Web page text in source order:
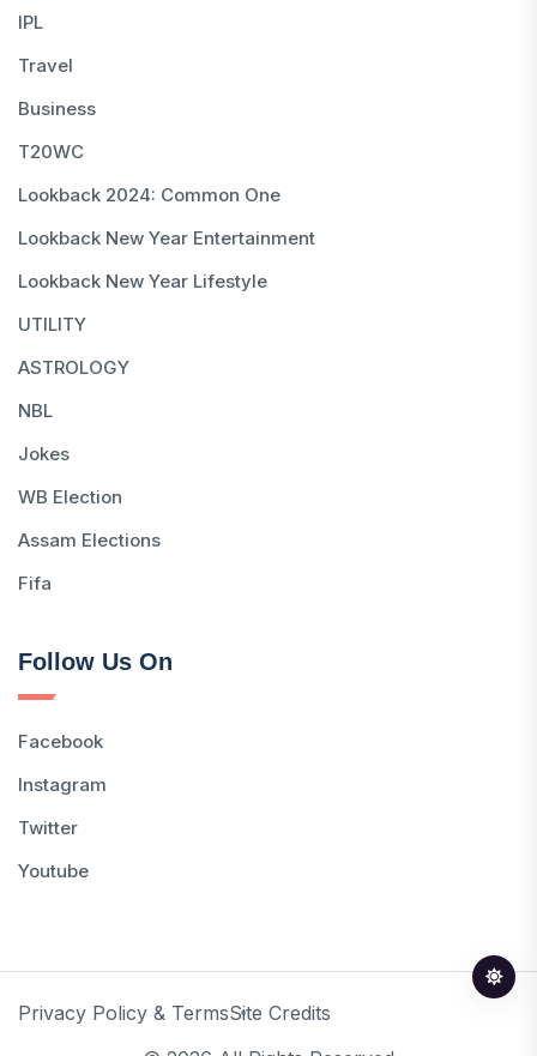
IPL
Travel
Business
T20WC
Lookback 2024: Common One
Lookback New Year Entertainment
Lookback New Year Lifestyle
UTILITY
ASTROLOGY
NBL
Jokes
WB Election
Assam Elections
Fifa
Follow Us On
Facebook
Instagram
Twitter
Youtube
Privacy Policy & TermsSite Credits